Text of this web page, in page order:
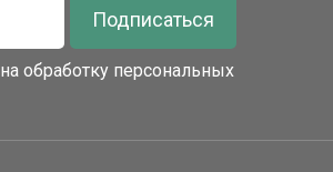
Подписаться
обработку персональных